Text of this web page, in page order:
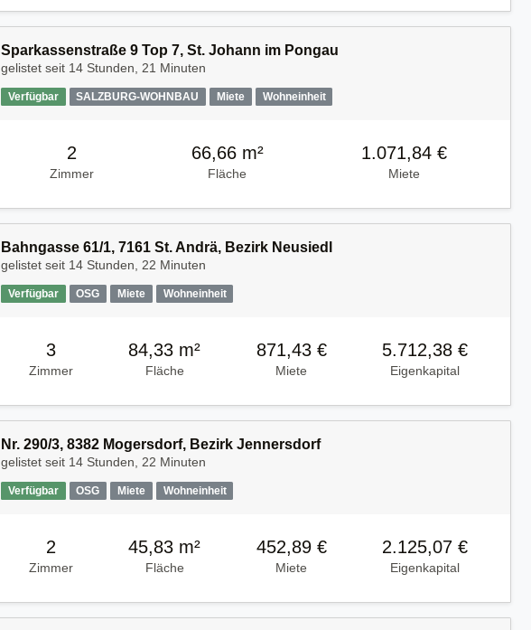
Sparkassenstraße 9 Top 7, St. Johann im Pongau
gelistet seit 14 Stunden, 21 Minuten
Verfügbar SALZBURG-WOHNBAU Miete Wohneinheit
2
Zimmer
66,66 m²
Fläche
1.071,84 €
Miete
Bahngasse 61/1, 7161 St. Andrä, Bezirk Neusiedl
gelistet seit 14 Stunden, 22 Minuten
Verfügbar OSG Miete Wohneinheit
3
Zimmer
84,33 m²
Fläche
871,43 €
Miete
5.712,38 €
Eigenkapital
Nr. 290/3, 8382 Mogersdorf, Bezirk Jennersdorf
gelistet seit 14 Stunden, 22 Minuten
Verfügbar OSG Miete Wohneinheit
2
Zimmer
45,83 m²
Fläche
452,89 €
Miete
2.125,07 €
Eigenkapital